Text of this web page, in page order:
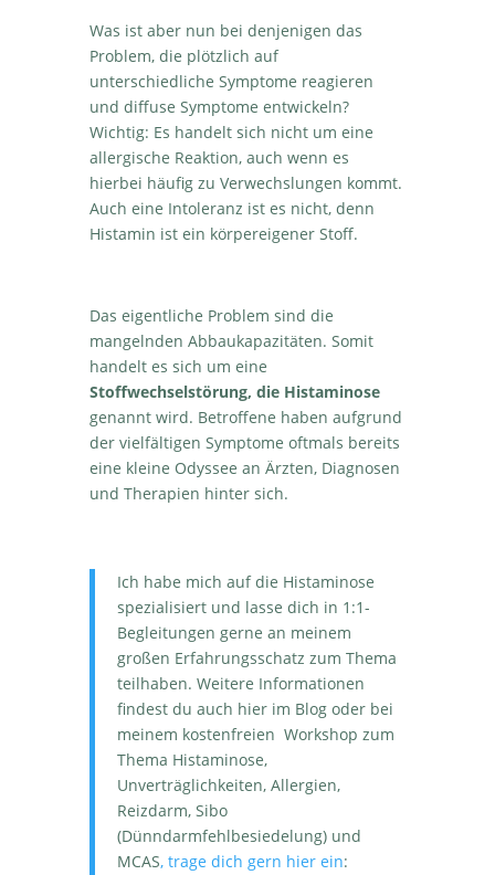
Was ist aber nun bei denjenigen das
Problem, die plötzlich auf
unterschiedliche Symptome reagieren
und diffuse Symptome entwickeln?
Wichtig: Es handelt sich nicht um eine
allergische Reaktion, auch wenn es
hierbei häufig zu Verwechslungen kommt.
Auch eine Intoleranz ist es nicht, denn
Histamin ist ein körpereigener Stoff.
Das eigentliche Problem sind die
mangelnden Abbaukapazitäten. Somit
handelt es sich um eine
Stoffwechselstörung, die Histaminose
genannt wird. Betroffene haben aufgrund
der vielfältigen Symptome oftmals bereits
eine kleine Odyssee an Ärzten, Diagnosen
und Therapien hinter sich.
Ich habe mich auf die Histaminose
spezialisiert und lasse dich in 1:1-
Begleitungen gerne an meinem
großen Erfahrungsschatz zum Thema
teilhaben. Weitere Informationen
findest du auch hier im Blog oder bei
meinem kostenfreien Workshop zum
Thema Histaminose,
Unverträglichkeiten, Allergien,
Reizdarm, Sibo
(Dünndarmfehlbesiedelung) und
MCAS, trage dich gern hier ein: